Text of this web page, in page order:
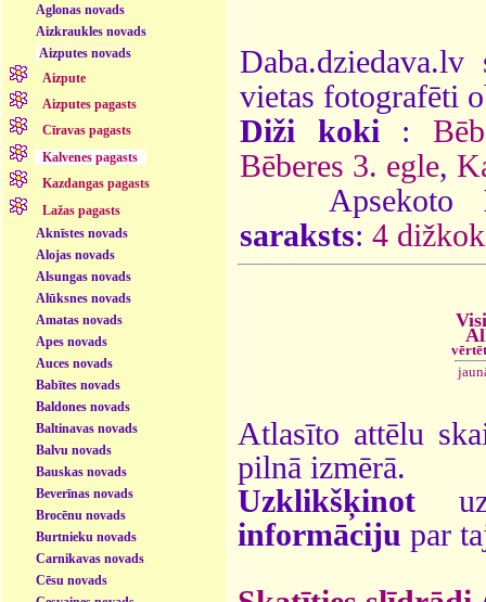
Aglonas novads
Aizkraukles novads
Aizputes novads
Aizpute
Aizputes pagasts
Cīravas pagasts
Kalvenes pagasts
Kazdangas pagasts
Lažas pagasts
Aknīstes novads
Alojas novads
Alsungas novads
Alūksnes novads
Amatas novads
Apes novads
Auces novads
Babītes novads
Baldones novads
Baltinavas novads
Balvu novads
Bauskas novads
Beverīnas novads
Brocēnu novads
Burtnieku novads
Carnikavas novads
Cēsu novads
vietas fotografēti
Diži koki :
Bēberes 3. egle,
Apsekoto
saraksts: 4
Atlasīto attēlu
pilnā izmērā.
Uzklikšķinot
informāciju par